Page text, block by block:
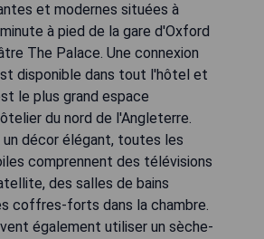
et modernes situées à
à pied de la gare d'Oxford
The Palace. Une connexion
disponible dans tout l'hôtel et
le plus grand espace
du nord de l'Angleterre.
un décor élégant, toutes les
comprennent des télévisions
des salles de bains
coffres-forts dans la chambre.
également utiliser un sèche-